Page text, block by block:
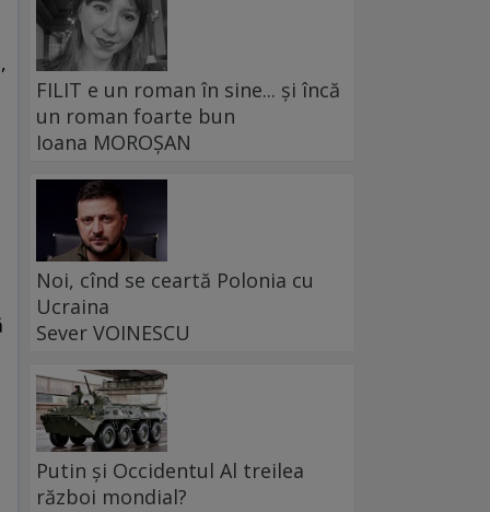
FILIT e un roman în sine... și încă
un roman foarte bun
Ioana MOROȘAN
Noi, cînd se ceartă Polonia cu
Ucraina
Sever VOINESCU
Putin și Occidentul Al treilea
război mondial?